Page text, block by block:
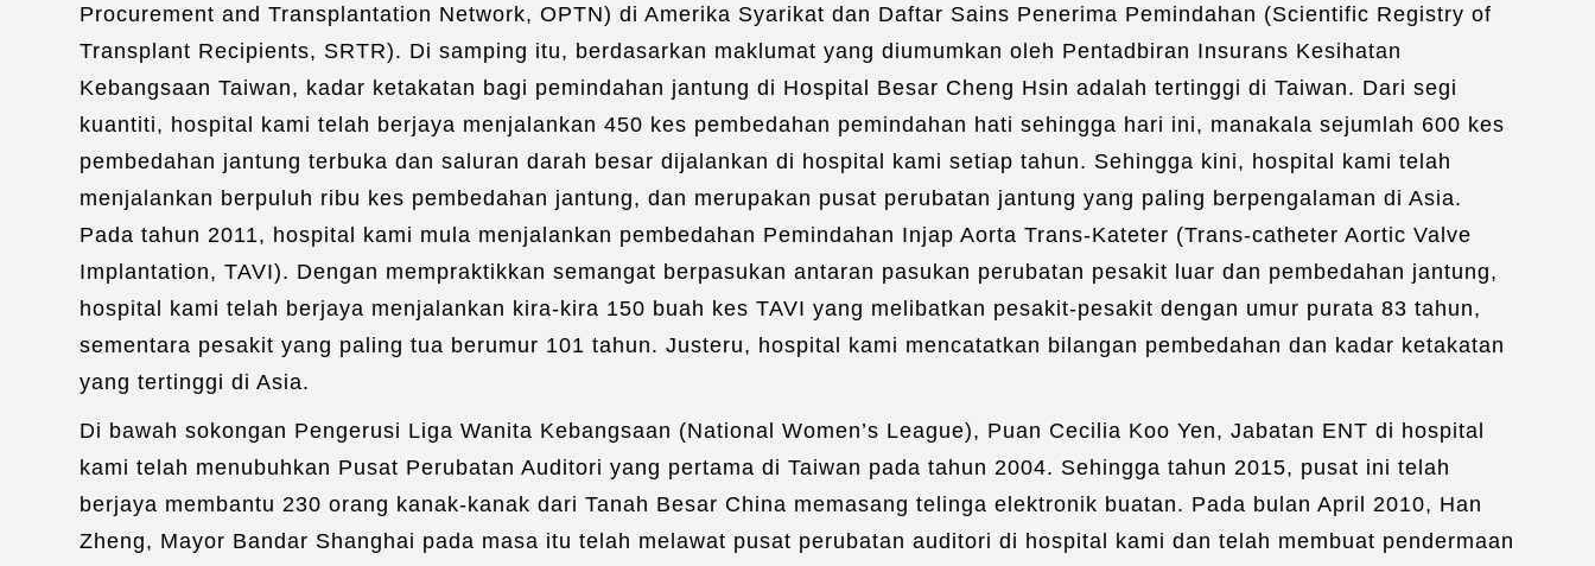
Procurement and Transplantation Network, OPTN) di Amerika Syarikat dan Daftar Sains Penerima Pemindahan (Scientific Registry of
Transplant Recipients, SRTR). Di samping itu, berdasarkan maklumat yang diumumkan oleh Pentadbiran Insurans Kesihatan
Kebangsaan Taiwan, kadar ketakatan bagi pemindahan jantung di Hospital Besar Cheng Hsin adalah tertinggi di Taiwan. Dari segi
kuantiti, hospital kami telah berjaya menjalankan 450 kes pembedahan pemindahan hati sehingga hari ini, manakala sejumlah 600 kes
pembedahan jantung terbuka dan saluran darah besar dijalankan di hospital kami setiap tahun. Sehingga kini, hospital kami telah
menjalankan berpuluh ribu kes pembedahan jantung, dan merupakan pusat perubatan jantung yang paling berpengalaman di Asia.
Pada tahun 2011, hospital kami mula menjalankan pembedahan Pemindahan Injap Aorta Trans-Kateter (Trans-catheter Aortic Valve
Implantation, TAVI). Dengan mempraktikkan semangat berpasukan antaran pasukan perubatan pesakit luar dan pembedahan jantung,
hospital kami telah berjaya menjalankan kira-kira 150 buah kes TAVI yang melibatkan pesakit-pesakit dengan umur purata 83 tahun,
sementara pesakit yang paling tua berumur 101 tahun. Justeru, hospital kami mencatatkan bilangan pembedahan dan kadar ketakatan
yang tertinggi di Asia.
Di bawah sokongan Pengerusi Liga Wanita Kebangsaan (National Women’s League), Puan Cecilia Koo Yen, Jabatan ENT di hospital
kami telah menubuhkan Pusat Perubatan Auditori yang pertama di Taiwan pada tahun 2004. Sehingga tahun 2015, pusat ini telah
berjaya membantu 230 orang kanak-kanak dari Tanah Besar China memasang telinga elektronik buatan. Pada bulan April 2010, Han
Zheng, Mayor Bandar Shanghai pada masa itu telah melawat pusat perubatan auditori di hospital kami dan telah membuat pendermaan